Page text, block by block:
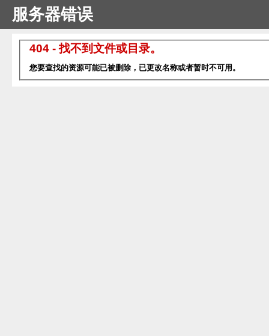
服务器错误
404 - 找不到文件或目录。
您要查找的资源可能已被删除，已更改名称或者暂时不可用。